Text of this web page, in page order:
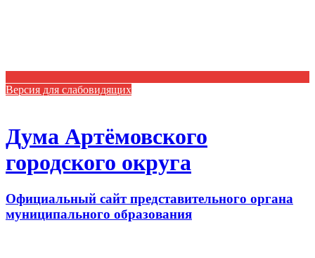
Версия для слабовидящих
Дума Артёмовского
городского округа
Официальный сайт представительного органа
муниципального образования